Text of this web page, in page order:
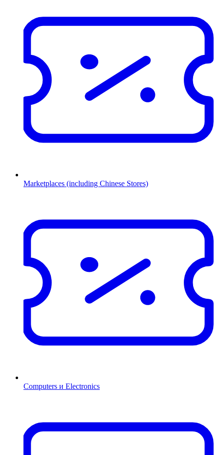
Marketplaces (including Chinese Stores)
Computers и Electronics